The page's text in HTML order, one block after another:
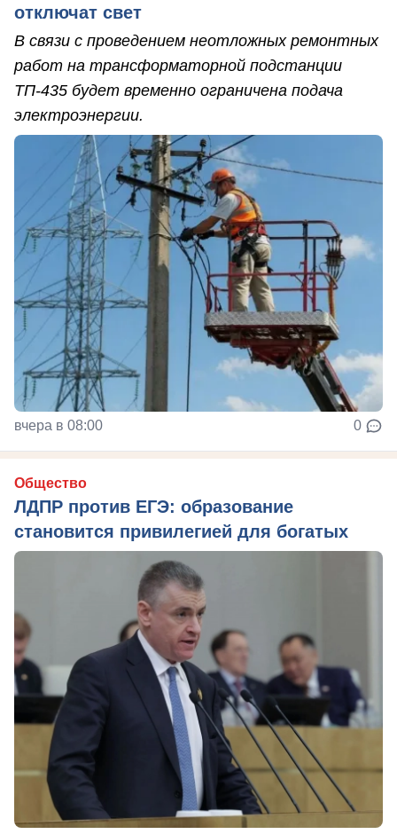
отключат свет
В связи с проведением неотложных ремонтных
работ на трансформаторной подстанции
ТП-435 будет временно ограничена подача
электроэнергии.
вчера в 08:00 0
Общество
ЛДПР против ЕГЭ: образование
становится привилегией для богатых